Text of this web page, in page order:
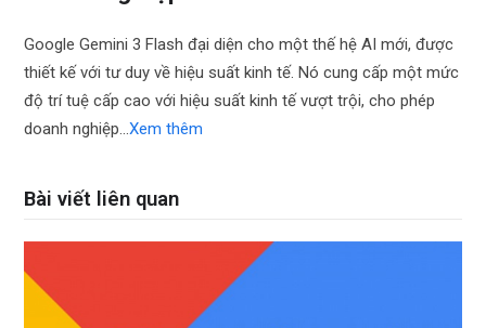
Google Gemini 3 Flash đại diện cho một thế hệ AI mới, được
thiết kế với tư duy về hiệu suất kinh tế. Nó cung cấp một mức
độ trí tuệ cấp cao với hiệu suất kinh tế vượt trội, cho phép
doanh nghiệp…Xem thêm
Bài viết liên quan